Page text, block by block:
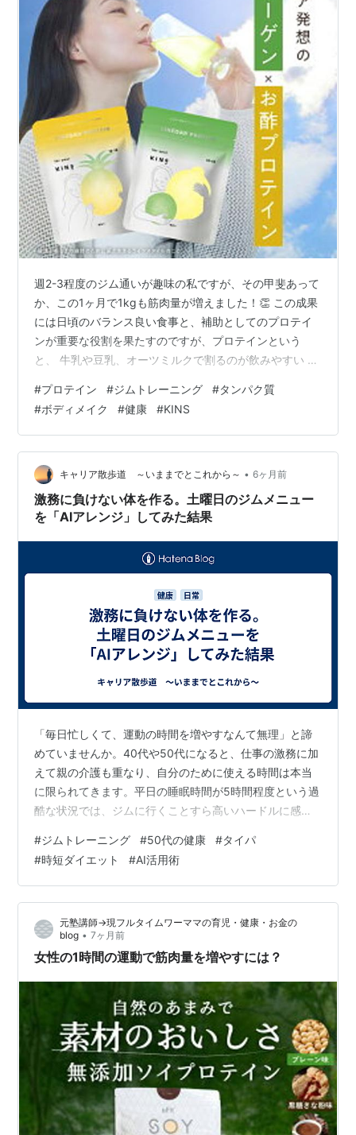
週2-3程度のジム通いが趣味の私ですが、その甲斐あって
か、この1ヶ月で1kgも筋肉量が増えました！👏 この成果
には日頃のバランス良い食事と、補助としてのプロテイ
ンが重要な役割を果たすのですが、プロテインという
と、 牛乳や豆乳、オーツミルクで割るのが飲みやすい カ
意味がなさそう（自分はトレーニングをしているので必
須ですが🤣） そんなイメージがありました。 そんな中
で、「これは位置づけが違うな」と感じたのがKINS（キ
ンズ）のプロテインでした。 近年、グッと色んなメーカ
ーから様々なプロテインが販売されるようになり、健康
志向にも配慮したものまで沢山…
#プロテイン #ジムトレーニング #タンパク質
#ボディメイク #健康 #KINS
キャリア散歩道 ～いままでとこれから～ • 6ヶ月前
激務に負けない体を作る。土曜日のジムメニュー
を「AIアレンジ」してみた結果
「毎日忙しくて、運動の時間を増やすなんて無理」と諦
めていませんか。40代や50代になると、仕事の激務に加
えて親の介護も重なり、自分のために使える時間は本当
に限られてきます。平日の睡眠時間が5時間程度という過
酷な状況では、ジムに行くことすら高いハードルに感じ
増す中で、いかに効率よく体力を維持するかに知恵を絞
っています。白内障の手術から2か月が経ち、ようやく本
格的に動けるようになりました。そこで今週から、日曜
日のハードな格闘技系メニューに備えつつ、痩身効果も
狙える「土曜日の時短アレンジメニュー」を検討してみ
ました。 今回は最新のAIであるGemi…
#ジムトレーニング #50代の健康 #タイパ
#時短ダイエット #AI活用術
元塾講師→現フルタイムワーママの育児・健康・お金の
blog • 7ヶ月前
女性の1時間の運動で筋肉量を増やすには？